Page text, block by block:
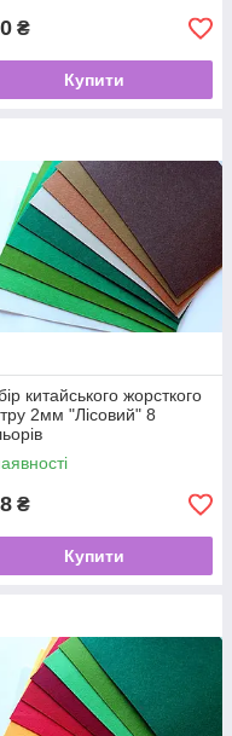
₴
Купити
китайського жорсткого
2мм "Лісовий" 8
₴
Купити